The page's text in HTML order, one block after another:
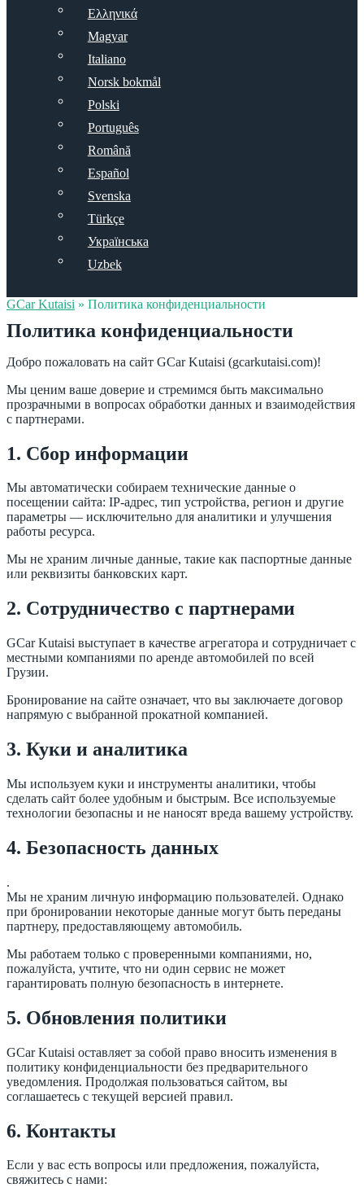
Ελληνικά
Magyar
Italiano
Norsk bokmål
Polski
Português
Română
Español
Svenska
Türkçe
Українська
Uzbek
GCar Kutaisi » Политика конфиденциальности
Политика конфиденциальности
Добро пожаловать на сайт GCar Kutaisi (gcarkutaisi.com)!
Мы ценим ваше доверие и стремимся быть максимально
прозрачными в вопросах обработки данных и взаимодействия
с партнерами.
1. Сбор информации
Мы автоматически собираем технические данные о
посещении сайта: IP-адрес, тип устройства, регион и другие
параметры — исключительно для аналитики и улучшения
работы ресурса.
Мы не храним личные данные, такие как паспортные данные
или реквизиты банковских карт.
2. Сотрудничество с партнерами
GCar Kutaisi выступает в качестве агрегатора и сотрудничает с
местными компаниями по аренде автомобилей по всей
Грузии.
Бронирование на сайте означает, что вы заключаете договор
напрямую с выбранной прокатной компанией.
3. Куки и аналитика
Мы используем куки и инструменты аналитики, чтобы
сделать сайт более удобным и быстрым. Все используемые
технологии безопасны и не наносят вреда вашему устройству.
4. Безопасность данных
.
Мы не храним личную информацию пользователей. Однако
при бронировании некоторые данные могут быть переданы
партнеру, предоставляющему автомобиль.
Мы работаем только с проверенными компаниями, но,
пожалуйста, учтите, что ни один сервис не может
гарантировать полную безопасность в интернете.
5. Обновления политики
GCar Kutaisi оставляет за собой право вносить изменения в
политику конфиденциальности без предварительного
уведомления. Продолжая пользоваться сайтом, вы
соглашаетесь с текущей версией правил.
6. Контакты
Если у вас есть вопросы или предложения, пожалуйста,
свяжитесь с нами: